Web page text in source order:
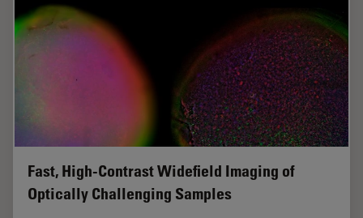
Fast, High-Contrast Widefield Imaging of
Optically Challenging Samples